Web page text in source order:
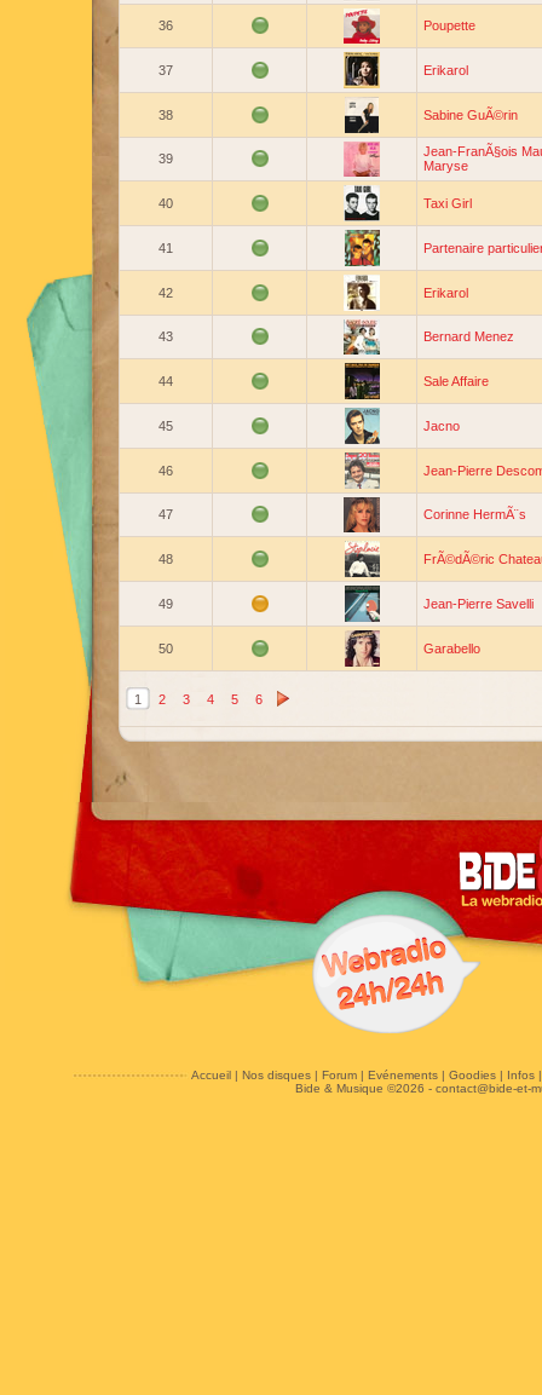
36 Poupette
37 Erikarol
38 Sabine GuÃ©rin
39
Jean-FranÃ§ois
Maryse
40 Taxi Girl
41 Partenaire
42 Erikarol
43 Bernard Menez
44 Sale Affaire
45 Jacno
46 Jean-Pierre
47 Corinne HermÃ¨s
48 FrÃ©dÃ©ric
49 Jean-Pierre Savelli
50 Garabello
1 2 3 4 5 6
Accueil| Nos disques| Forum| Evénements| Goodies| Infos
Bide & Musique ©2026 - contact@bide-et-